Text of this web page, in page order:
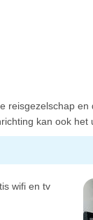
reisgezelschap
kan ook het
wifi en tv